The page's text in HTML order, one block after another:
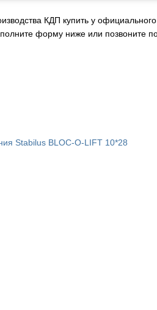
КДП купить у
форму ниже или позвоните
Stabilus BLOC-O-LIFT 10*28